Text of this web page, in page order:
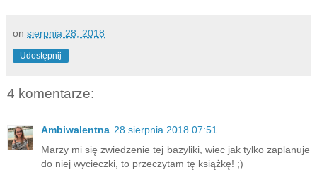
on sierpnia 28, 2018
Udostępnij
4 komentarze:
Ambiwalentna 28 sierpnia 2018 07:51
Marzy mi się zwiedzenie tej bazyliki, wiec jak tylko zaplanuje
do niej wycieczki, to przeczytam tę książkę! ;)